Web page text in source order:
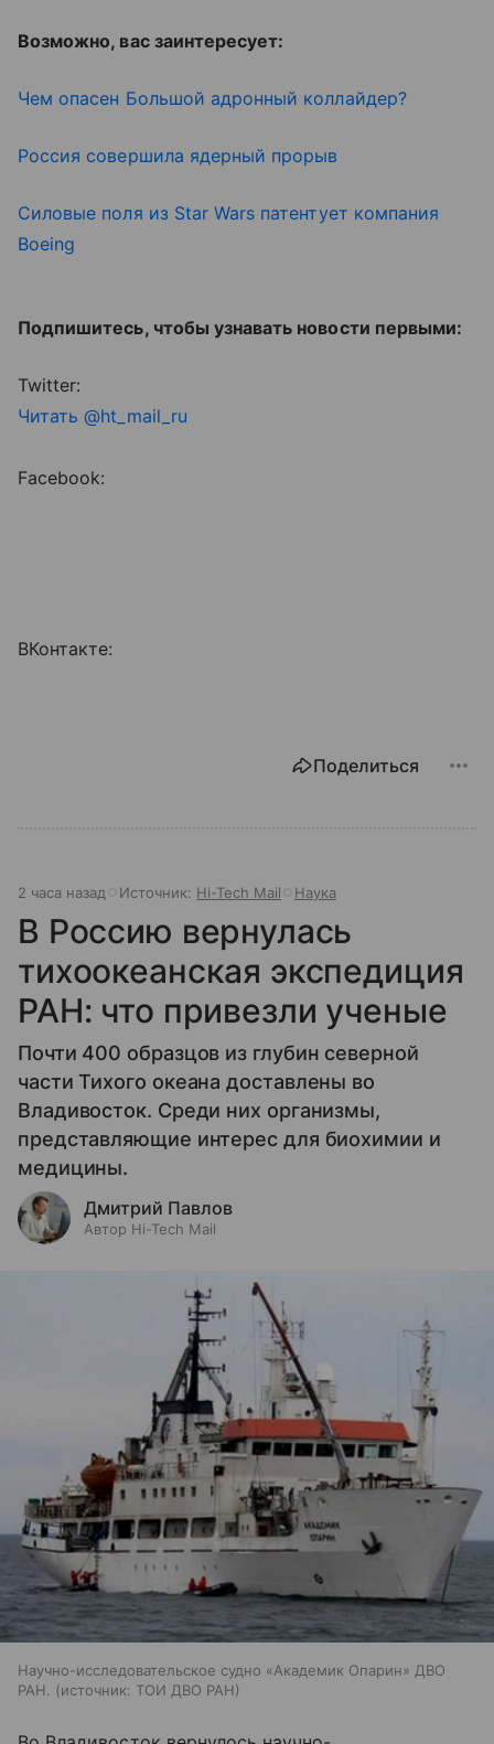
Возможно, вас заинтересует:
Чем опасен Большой адронный коллайдер?
Россия совершила ядерный прорыв
Силовые поля из Star Wars патентует компания
Boeing
Подпишитесь, чтобы узнавать новости первыми:
Twitter:
Читать @ht_mail_ru
Facebook:
ВКонтакте:
Поделиться
2 часа назад Источник: Hi-Tech Mail Наука
В Россию вернулась
тихоокеанская экспедиция
РАН: что привезли ученые
Почти 400 образцов из глубин северной
части Тихого океана доставлены во
Владивосток. Среди них организмы,
представляющие интерес для биохимии и
медицины.
Дмитрий Павлов
Автор Hi-Tech Mail
Научно-исследовательское судно «Академик Опарин» ДВО
РАН.
источник: ТОИ ДВО РАН